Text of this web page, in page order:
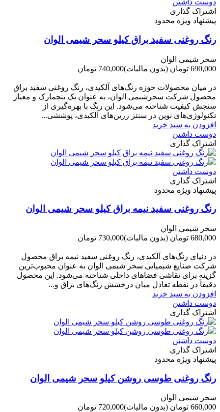
دوست داشتن
اشتراک گذاری
پیشنهاد ویژه محدود
رنگ روغنی سفید براق کیلو سحر شیمی الوان
سحر شیمی الوان
690,000 تومان
(بدون مالیات)740,000 تومان
در میان محصولات حوزه رنگ‌های آلکیدی، رنگ روغنی سفید براق
محصول شرکت سحرشیمی الوان، به عنوان یک بنچمارک و معیار
سنجش کیفیت شناخته می‌شود. این رنگ با بهره‌گیری از
تکنولوژی‌های نوین در سنتز رزین‌های آلکیدی، پوششی...
افزودن به سبد خرید
دوست داشتن
اشتراک گذاری
دوست داشتن
اشتراک گذاری
پیشنهاد ویژه محدود
رنگ روغنی سفید نیمه براق کیلو سحر شیمی الوان
سحر شیمی الوان
680,000 تومان
(بدون مالیات)730,000 تومان
در دنیای رنگ‌های آلکیدی، رنگ روغنی سفید نیمه براق محصول
شرکت صنایع شیمیایی سحر شیمی الوان به عنوان محبوب‌ترین
گزینه برای نقاشی فضاهای داخلی شناخته می‌شود. این محصول
دقیقاً در نقطه تعادل میان درخشش رنگ‌های براق و...
افزودن به سبد خرید
دوست داشتن
اشتراک گذاری
دوست داشتن
اشتراک گذاری
پیشنهاد ویژه محدود
رنگ روغنی طوسی روشن کیلو سحر شیمی الوان
سحر شیمی الوان
660,000 تومان
(بدون مالیات)720,000 تومان